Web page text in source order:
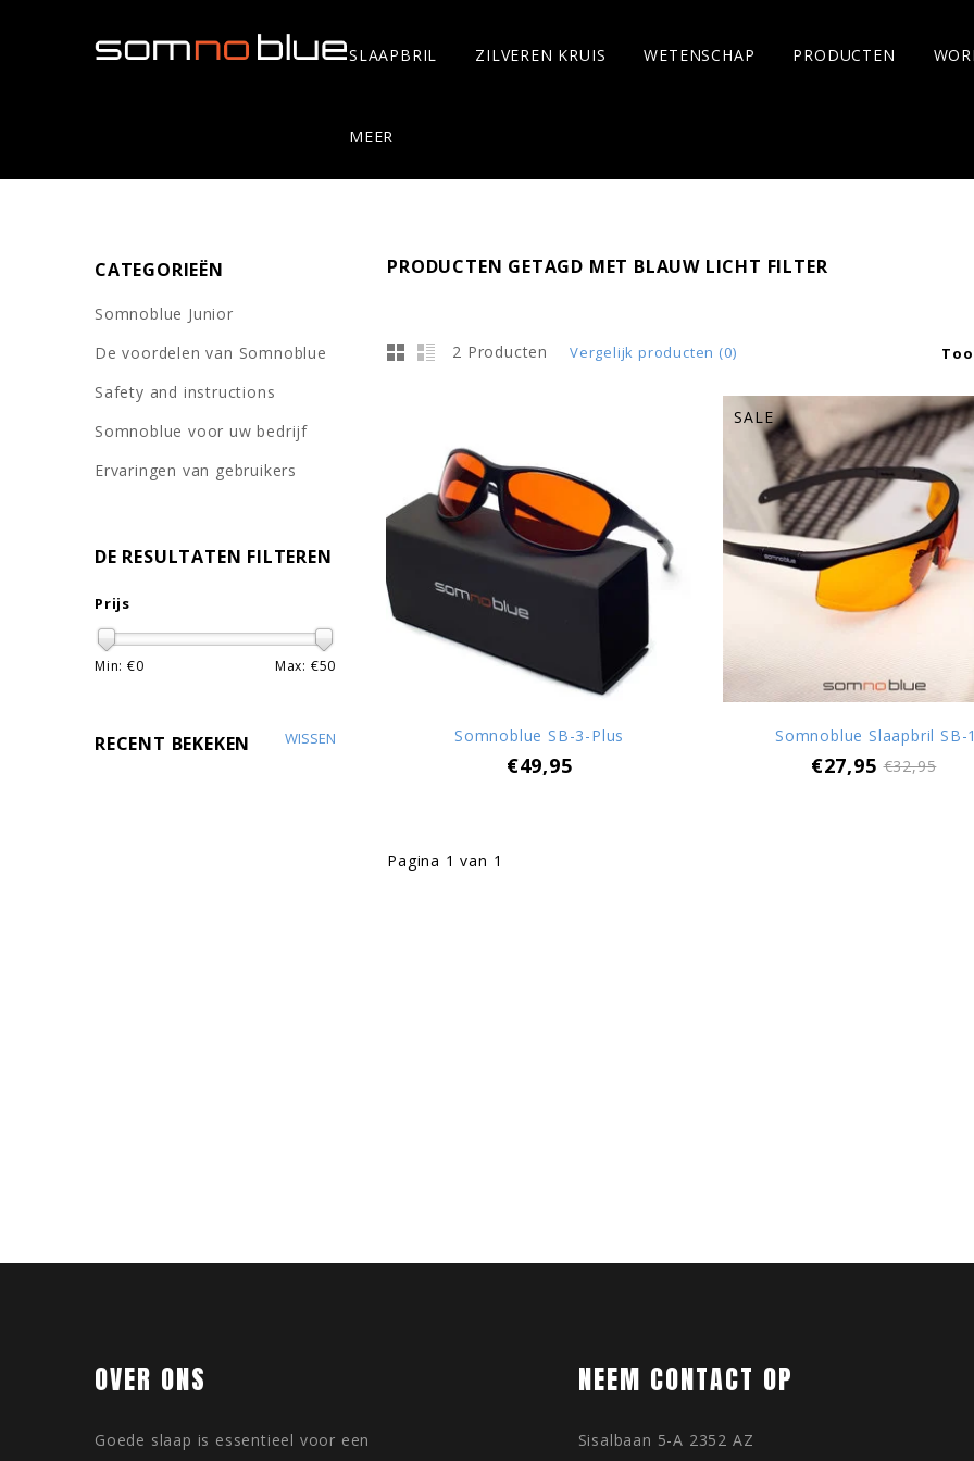
SLAAPBRIL ZILVEREN KRUIS WETENSCHAP PRODUCTEN
MEER
PRODUCTEN GETAGD MET BLAUW LICHT FILTER
2 Producten Vergelijk producten (0)
Somnoblue SB-3-Plus
€49,95
Somnoblue Slaapbril SB-
€27,95€32,95
SALE
Pagina 1 van 1
CATEGORIEËN
Somnoblue Junior
De voordelen van Somnoblue
Safety and instructions
Somnoblue voor uw bedrijf
Ervaringen van gebruikers
DE RESULTATEN FILTEREN
Prijs
Min: €0 Max: €50
RECENT BEKEKEN WISSEN
OVER ONS
Goede slaap is essentieel voor een
NEEM CONTACT OP
Sisalbaan 5-A 2352 AZ